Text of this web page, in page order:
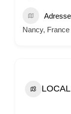
Adresse
Nancy, France